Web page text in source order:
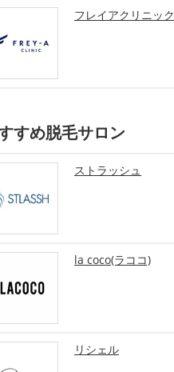
フレイアクリニック
すめ脱毛サロン
ストラッシュ
la coco(ラココ)
リシェル